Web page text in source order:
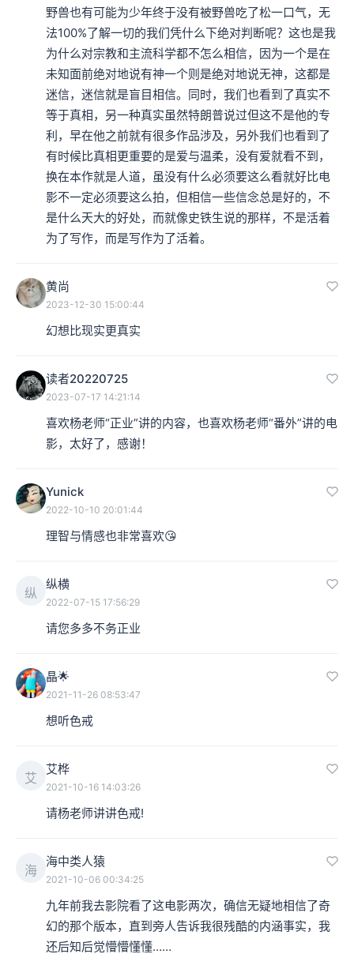
野兽也有可能为少年终于没有被野兽吃了松一口气，无
法100%了解一切的我们凭什么下绝对判断呢？这也是我
为什么对宗教和主流科学都不怎么相信，因为一个是在
未知面前绝对地说有神一个则是绝对地说无神，这都是
迷信，迷信就是盲目相信。同时，我们也看到了真实不
等于真相，另一种真实虽然特朗普说过但这不是他的专
利，早在他之前就有很多作品涉及，另外我们也看到了
有时候比真相更重要的是爱与温柔，没有爱就看不到，
换在本作就是人道，虽没有什么必须要这么看就好比电
影不一定必须要这么拍，但相信一些信念总是好的，不
是什么天大的好处，而就像史铁生说的那样，不是活着
为了写作，而是写作为了活着。
黄尚
2023-12-30 15:00:44
幻想比现实更真实
读者20220725
2023-07-17 14:21:14
喜欢杨老师“正业”讲的内容，也喜欢杨老师“番外”讲的电
影，太好了，感谢！
Yunick
2022-10-10 20:01:44
理智与情感也非常喜欢😘
纵
纵横
2022-07-15 17:56:29
请您多多不务正业
晶🌟
2021-11-26 08:53:47
想听色戒
艾
艾桦
2021-10-16 14:03:26
请杨老师讲讲色戒!
海
海中类人猿
2021-10-06 00:34:25
九年前我去影院看了这电影两次，确信无疑地相信了奇
幻的那个版本，直到旁人告诉我很残酷的内涵事实，我
还后知后觉懵懵懂懂……